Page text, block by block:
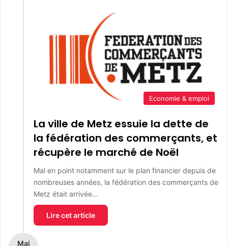
Economie & emploi
La ville de Metz essuie la dette de
la fédération des commerçants, et
récupère le marché de Noël
Mal en point notamment sur le plan financier depuis de
nombreuses années, la fédération des commerçants de
Metz était arrivée…
Lire cet article
Mai